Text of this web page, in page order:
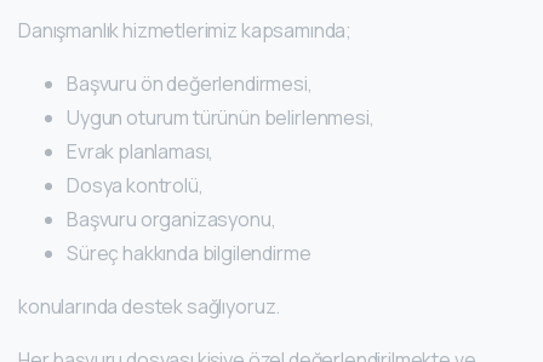
Danışmanlık hizmetlerimiz kapsamında;
Başvuru ön değerlendirmesi,
Uygun oturum türünün belirlenmesi,
Evrak planlaması,
Dosya kontrolü,
Başvuru organizasyonu,
Süreç hakkında bilgilendirme
konularında destek sağlıyoruz.